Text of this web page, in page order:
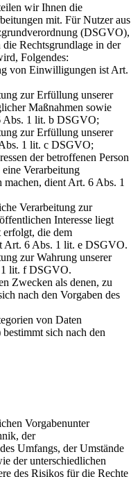
wir Ihnen die
mit. Für Nutzer aus
(DSGVO),
Rechtsgrundlage in der
Folgendes:
von Einwilligungen ist Art.
zur Erfüllung unserer
Maßnahmen sowie
Abs. 1 lit. b DSGVO;
zur Erfüllung unserer
1 lit. c DSGVO;
der betroffenen Person
Verarbeitung
machen, dient Art. 6 Abs. 1
Verarbeitung zur
Interesse liegt
die dem
Art. 6 Abs. 1 lit. e DSGVO.
zur Wahrung unserer
1 lit. f DSGVO.
Zwecken als denen, zu
nach den Vorgaben des
von Daten
sich nach den
Vorgabenunter
der
Umfangs, der Umstände
der unterschiedlichen
des Risikos für die Rechte